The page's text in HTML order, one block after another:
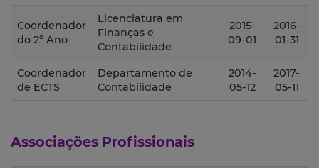
Coordenador
do 2º Ano
Licenciatura em
Finanças e
Contabilidade
2015-
09-01
2016-
01-31
Coordenador
de ECTS
Departamento de
Contabilidade
2014-
05-12
2017-
05-11
Associações Profissionais